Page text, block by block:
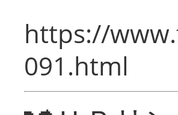
https://
091.html